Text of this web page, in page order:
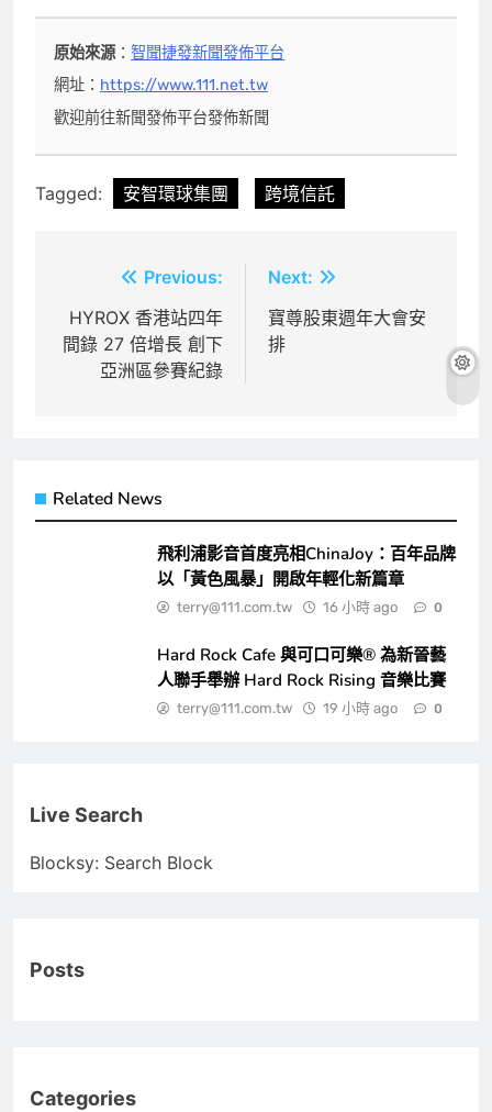
原始來源：智聞捷發新聞發佈平台
網址： https://www.111.net.tw
歡迎前往新聞發佈平台發佈新聞
Tagged: 安智環球集團 跨境信託
章
導
Previous:
HYROX 香港站四年
間錄 27 倍增長 創下
亞洲區參賽紀錄
Next:
寶尊股東週年大會安
排
Related News
飛利浦影音首度亮相ChinaJoy：百年品牌
以「黃色風暴」開啟年輕化新篇章
terry@111.com.tw 16 小時 ago 0
Hard Rock Cafe 與可口可樂® 為新晉藝
人聯手舉辦 Hard Rock Rising 音樂比賽
terry@111.com.tw 19 小時 ago 0
Live Search
Blocksy: Search Block
Posts
Categories